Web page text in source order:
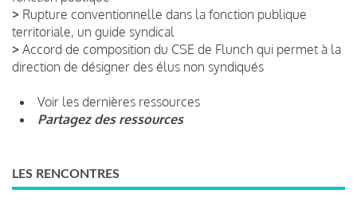
> Rupture conventionnelle dans la fonction publique
territoriale, un guide syndical
> Accord de composition du CSE de Flunch qui permet à la
direction de désigner des élus non syndiqués
Voir les dernières ressources
Partagez des ressources
LES RENCONTRES